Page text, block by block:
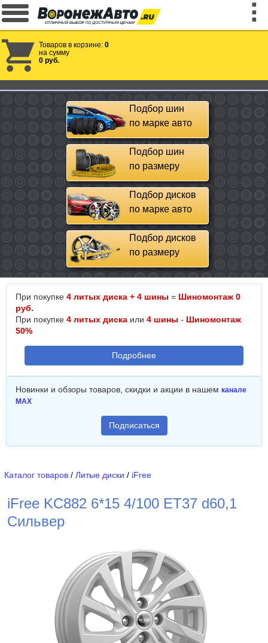
Товаров в корзине: 0
на сумму
0 руб.
Подбор шин
по марке авто
Подбор шин
по размеру
Подбор дисков
по марке авто
Подбор дисков
по размеру
При покупке 4 литых диска + 4 шины = Шиномонтаж 0
руб.
При покупке 4 литых диска или 4 шины - Шиномонтаж
50%
Подробнее
Новинки и обзоры товаров, скидки и акции в нашем канале
MAX
Подписаться
Каталог товаров / Литые диски / iFree
iFree KC882 6*15 4/100 ET37 d60,1
Сильвер